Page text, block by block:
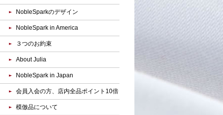
NobleSparkのデザイン
NobleSpark in America
３つのお約束
About Julia
NobleSpark in Japan
会員入会の方、店内全品ポイント10倍
模倣品について